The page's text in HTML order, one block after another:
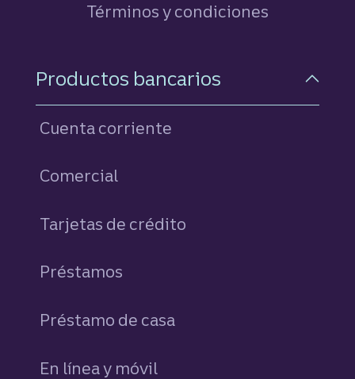
Términos y condiciones
Navegación a pie de
Productos bancarios
Cuenta corriente
Comercial
Tarjetas de crédito
Préstamos
Préstamo de casa
En línea y móvil